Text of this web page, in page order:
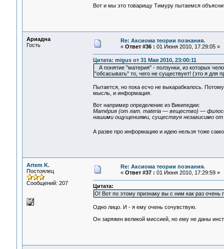
Вот и мы это товарищу Тимуру пытаемся
Ариадна
Гость
Re: Аксиома теории познания.
« Ответ #36 : 01 Июня 2010, 17:29:05 »
Цитата: migus от 31 Мая 2010, 23:00:11
А понятие "материя" - ползунки, из которых
"обсасывать" то, чего не существует! (это я для
Пытается, но пока есчо не выкарабкалось.
мысль, и информация.
Вот например определение из Википедии:
Мате́рия (от лат. materia — вещество) —
нашими ощущениями, существуя независимо от
А разве про информацию и идею нельзя тоже
Artem K.
Постоялец
Сообщений: 207
Re: Аксиома теории познания.
« Ответ #37 : 01 Июня 2010, 17:29:59 »
Цитата:
О! Вот по этому признаку вы с ним как раз очень
Одно лицо. И - я ему очень сочувствую.
Он заряжен великой миссией, но ему не даны